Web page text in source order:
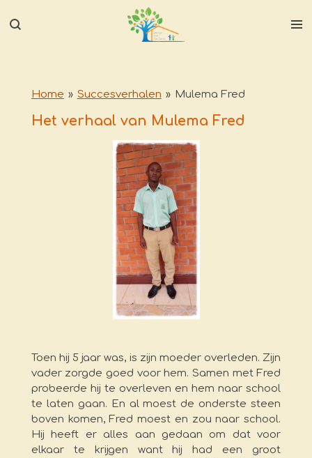
direct
Home » Succesverhalen » Mulema Fred
Het verhaal van Mulema Fred
Toen hij 5 jaar was, is zijn moeder overleden. Zijn
vader zorgde goed voor hem. Samen met Fred
probeerde hij te overleven en hem naar school
te laten gaan. En al moest de onderste steen
boven komen, Fred moest en zou naar school.
Hij heeft er alles aan gedaan om dat voor
elkaar te krijgen want hij had een groot